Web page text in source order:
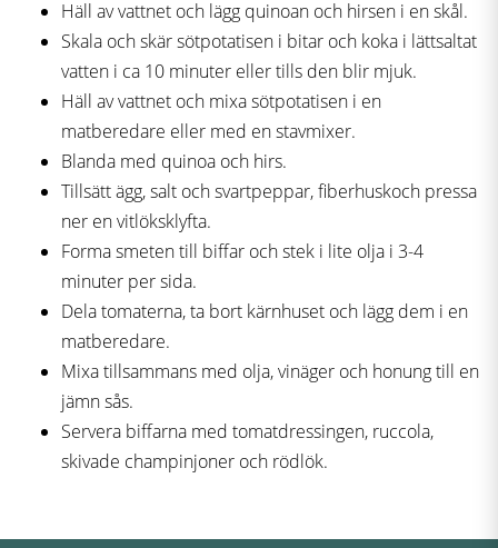
Häll av vattnet och lägg quinoan och hirsen i en skål.
Skala och skär sötpotatisen i bitar och koka i lättsaltat
vatten i ca 10 minuter eller tills den blir mjuk.
Häll av vattnet och mixa sötpotatisen i en
matberedare eller med en stavmixer.
Blanda med quinoa och hirs.
Tillsätt ägg, salt och svartpeppar, fiberhuskoch pressa
ner en vitlöksklyfta.
Forma smeten till biffar och stek i lite olja i 3-4
minuter per sida.
Dela tomaterna, ta bort kärnhuset och lägg dem i en
matberedare.
Mixa tillsammans med olja, vinäger och honung till en
jämn sås.
Servera biffarna med tomatdressingen, ruccola,
skivade champinjoner och rödlök.